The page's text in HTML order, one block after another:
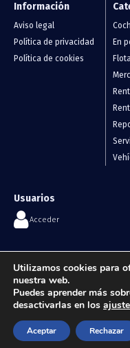
Información
Aviso legal
Política de privacidad
Política de cookies
En
Usuarios
Acceder
info@renting-automocion.com
Utilizamos cookies para
nuestra web.
Puedes aprender más
desactivarlas en los
Aceptar Rechazar